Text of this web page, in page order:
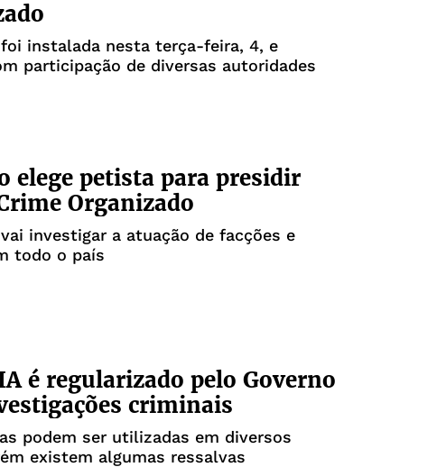
instalada nesta terça-feira, 4, e
participação de diversas autoridades
elege petista para presidir
Organizado
investigar a atuação de facções e
todo o país
é regularizado pelo Governo
criminais
podem ser utilizadas em diversos
existem algumas ressalvas